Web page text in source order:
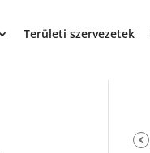
Területi szervezetek